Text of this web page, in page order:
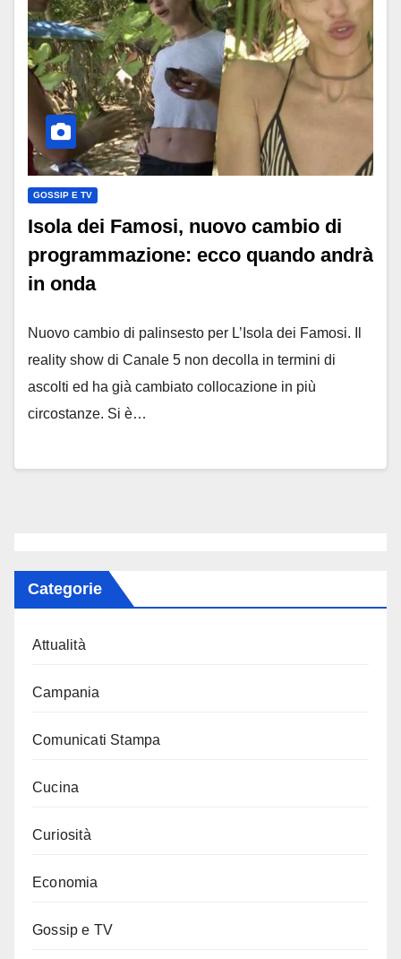
GOSSIP E TV
Isola dei Famosi, nuovo cambio di
programmazione: ecco quando andrà
in onda
Nuovo cambio di palinsesto per L’Isola dei Famosi. Il
reality show di Canale 5 non decolla in termini di
ascolti ed ha già cambiato collocazione in più
circostanze. Si è…
Categorie
Attualità
Campania
Comunicati Stampa
Cucina
Curiosità
Economia
Gossip e TV